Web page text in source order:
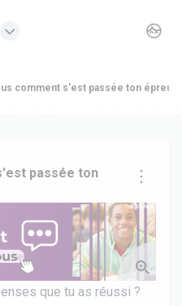
comment s'est passée ton
passée ton
que tu as réussi ?